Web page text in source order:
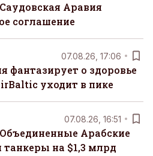
Аравия
соглашение
07.08.26, 17:06
фантазирует о здоровье
уходит в пике
07.08.26, 16:51
Арабские
на $1,3 млрд